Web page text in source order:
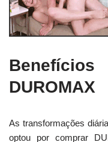
DUROMAX
As transformações
optou por comprar